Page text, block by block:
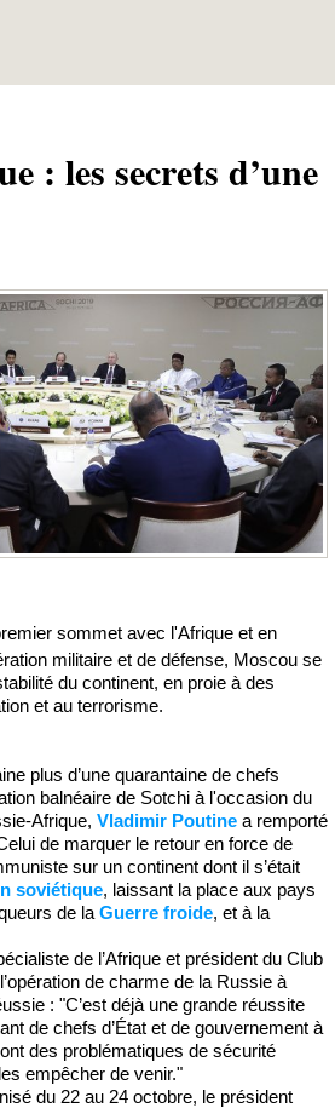
: les secrets d’une
sommet avec l'Afrique et en
militaire et de défense, Moscou se
du continent, en proie à des
et au terrorisme.
plus d’une quarantaine de chefs
balnéaire de Sotchi à l'occasion du
Afrique, Vladimir Poutine a remporté
de marquer le retour en force de
sur un continent dont il s’était
soviétique, laissant la place aux pays
de la Guerre froide, et à la
de l’Afrique et président du Club
de charme de la Russie à
: "C’est déjà une grande réussite
de chefs d’État et de gouvernement à
des problématiques de sécurité
empêcher de venir."
du 22 au 24 octobre, le président